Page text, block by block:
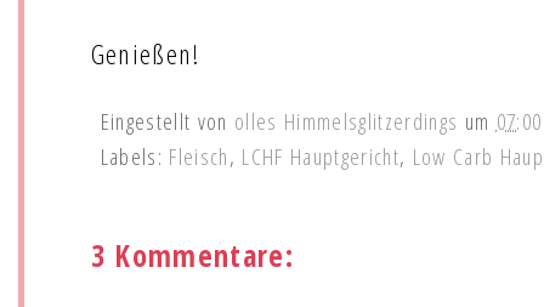
Genießen!
Eingestellt von olles Himmelsglitzerdings um 07:00
Labels: Fleisch, LCHF Hauptgericht, Low Carb
3 Kommentare: